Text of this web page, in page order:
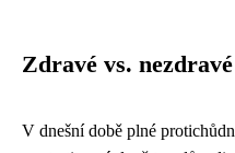
Zdravé vs. nezdravé
V dnešní době plné